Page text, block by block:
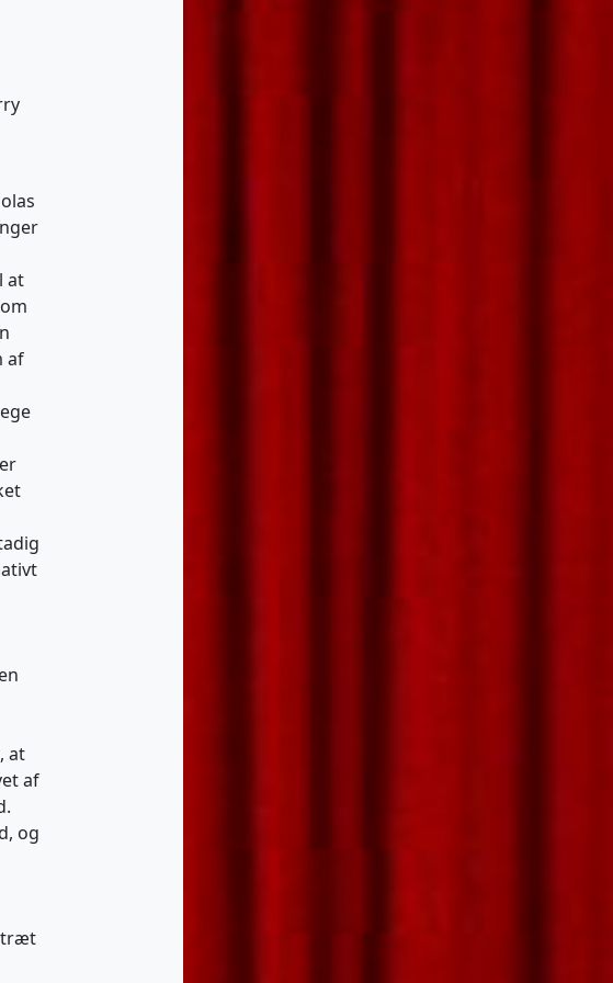
at
af
at
af
og